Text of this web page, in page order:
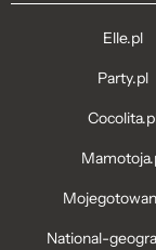
Elle.pl
Party.pl
National-